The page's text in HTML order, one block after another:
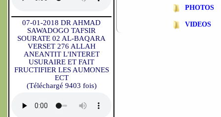
07-01-2018 DR AHMAD
SAWADOGO TAFSIR
SOURATE 02 AL-BAQARA
VERSET 276 ALLAH
ANEANTIT L'INTERET
USURAIRE ET FAIT
FRUCTIFIER LES AUMONES
ECT
(Téléchargé 9403 fois)
PHOTOS
VIDEOS